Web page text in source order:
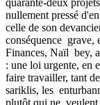
nullement pressé
celle de son
conséquence grave,
Finances, Naïl bey,
: une loi urgente, en
faire travailler, tant
sariklis, les
plutôt qui ne veulent